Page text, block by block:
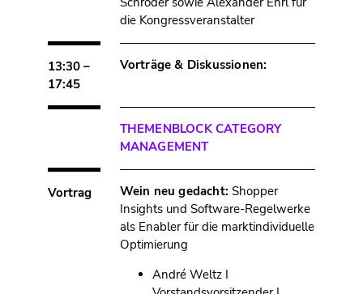
die Kongressveranstalter
13:30 –
17:45
Vorträge & Diskussionen:
THEMENBLOCK CATEGORY
MANAGEMENT
Vortrag Wein neu gedacht:Shopper
Insights und Software-Regelwerke
als Enabler für die marktindividuelle
Optimierung
André Weltz I